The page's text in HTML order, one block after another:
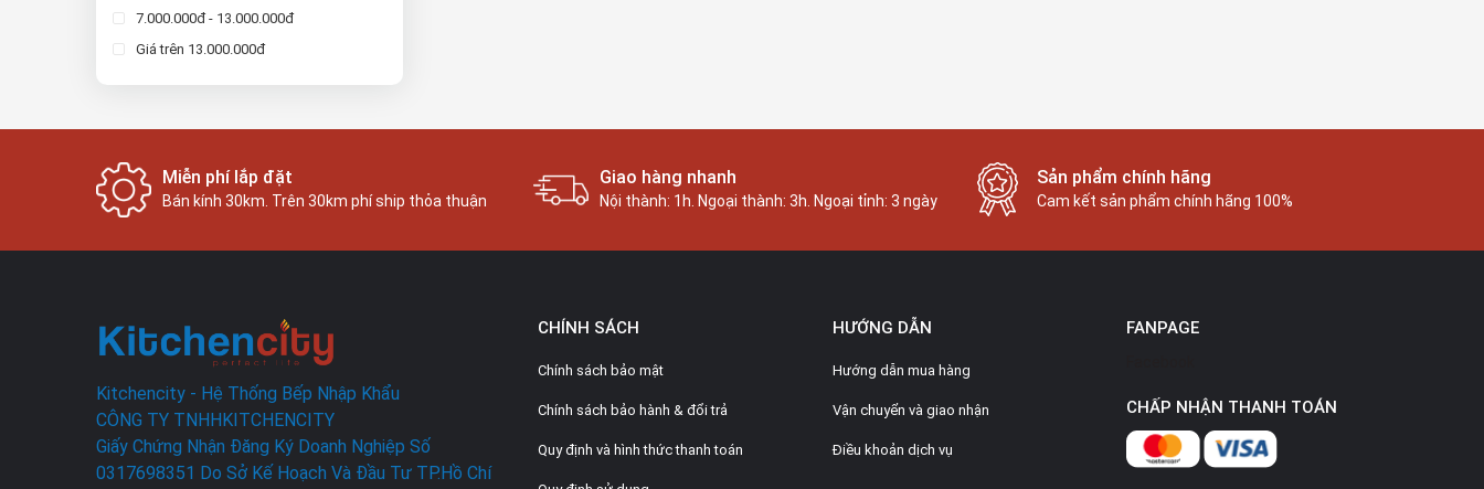
7.000.000đ - 13.000.000đ
Giá trên 13.000.000đ
Miễn phí lắp đặt
Bán kính 30km. Trên 30km phí ship thỏa thuận
Giao hàng nhanh
Nội thành: 1h. Ngoại thành: 3h. Ngoại tỉnh: 3 ngày
Sản phẩm chính hãng
Cam kết sản phẩm chính hãng 100%
Kitchencity - Hệ Thống Bếp Nhập Khẩu
CÔNG TY TNHHKITCHENCITY
Giấy Chứng Nhận Đăng Ký Doanh Nghiệp Số
0317698351 Do Sở Kế Hoạch Và Đầu Tư TP.Hồ Chí
CHÍNH SÁCH
Chính sách bảo mật
Chính sách bảo hành & đổi trả
Quy định và hình thức thanh toán
HƯỚNG DẪN
Hướng dẫn mua hàng
Vận chuyển và giao nhận
Điều khoản dịch vụ
FANPAGE
CHẤP NHẬN THANH TOÁN